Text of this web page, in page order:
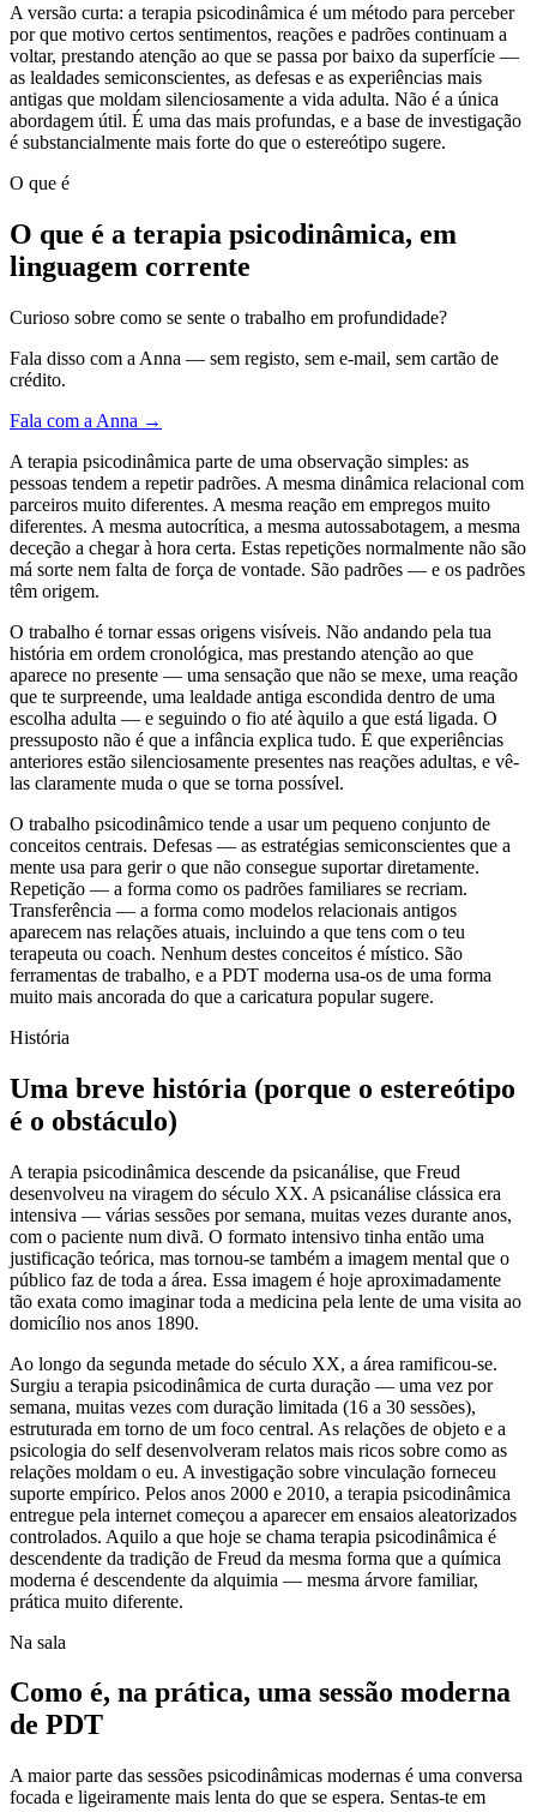
A versão curta: a terapia psicodinâmica é um método para perceber
por que motivo certos sentimentos, reações e padrões continuam a
voltar, prestando atenção ao que se passa por baixo da superfície —
as lealdades semiconscientes, as defesas e as experiências mais
antigas que moldam silenciosamente a vida adulta. Não é a única
abordagem útil. É uma das mais profundas, e a base de investigação
é substancialmente mais forte do que o estereótipo sugere.
O que é
O que é a terapia psicodinâmica, em
linguagem corrente
Curioso sobre como se sente o trabalho em profundidade?
Fala disso com a Anna — sem registo, sem e-mail, sem cartão de
crédito.
Fala com a Anna →
A terapia psicodinâmica parte de uma observação simples: as
pessoas tendem a repetir padrões. A mesma dinâmica relacional com
parceiros muito diferentes. A mesma reação em empregos muito
diferentes. A mesma autocrítica, a mesma autossabotagem, a mesma
deceção a chegar à hora certa. Estas repetições normalmente não são
má sorte nem falta de força de vontade. São padrões — e os padrões
têm origem.
O trabalho é tornar essas origens visíveis. Não andando pela tua
história em ordem cronológica, mas prestando atenção ao que
aparece no presente — uma sensação que não se mexe, uma reação
que te surpreende, uma lealdade antiga escondida dentro de uma
escolha adulta — e seguindo o fio até àquilo a que está ligada. O
pressuposto não é que a infância explica tudo. É que experiências
anteriores estão silenciosamente presentes nas reações adultas, e vê-
las claramente muda o que se torna possível.
O trabalho psicodinâmico tende a usar um pequeno conjunto de
conceitos centrais. Defesas — as estratégias semiconscientes que a
mente usa para gerir o que não consegue suportar diretamente.
Repetição — a forma como os padrões familiares se recriam.
Transferência — a forma como modelos relacionais antigos
aparecem nas relações atuais, incluindo a que tens com o teu
terapeuta ou coach. Nenhum destes conceitos é místico. São
ferramentas de trabalho, e a PDT moderna usa-os de uma forma
muito mais ancorada do que a caricatura popular sugere.
História
Uma breve história (porque o estereótipo
é o obstáculo)
A terapia psicodinâmica descende da psicanálise, que Freud
desenvolveu na viragem do século XX. A psicanálise clássica era
intensiva — várias sessões por semana, muitas vezes durante anos,
com o paciente num divã. O formato intensivo tinha então uma
justificação teórica, mas tornou-se também a imagem mental que o
público faz de toda a área. Essa imagem é hoje aproximadamente
tão exata como imaginar toda a medicina pela lente de uma visita ao
domicílio nos anos 1890.
Ao longo da segunda metade do século XX, a área ramificou-se.
Surgiu a terapia psicodinâmica de curta duração — uma vez por
semana, muitas vezes com duração limitada (16 a 30 sessões),
estruturada em torno de um foco central. As relações de objeto e a
psicologia do self desenvolveram relatos mais ricos sobre como as
relações moldam o eu. A investigação sobre vinculação forneceu
suporte empírico. Pelos anos 2000 e 2010, a terapia psicodinâmica
entregue pela internet começou a aparecer em ensaios aleatorizados
controlados. Aquilo a que hoje se chama terapia psicodinâmica é
descendente da tradição de Freud da mesma forma que a química
moderna é descendente da alquimia — mesma árvore familiar,
prática muito diferente.
Na sala
Como é, na prática, uma sessão moderna
de PDT
A maior parte das sessões psicodinâmicas modernas é uma conversa
focada e ligeiramente mais lenta do que se espera. Sentas-te em